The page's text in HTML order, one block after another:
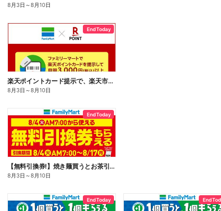
8月3日 ～8月10日
End Today
楽天ポイントカード提示で、楽天市場でのお買い物がおトクに!
8月3日 ～8月10日
End Today
【無料引換券!】焼き麺買うとお茶引換券貰える!
8月3日 ～8月10日
End Today End